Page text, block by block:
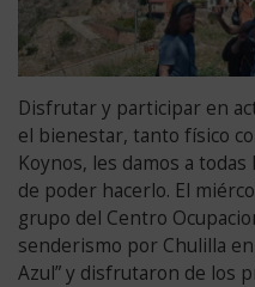
Disfrutar y participar en
el bienestar, tanto físico
Koynos, les damos a
de poder hacerlo. El
grupo del Centro
senderismo por Chulilla
Azul” y disfrutaron de los